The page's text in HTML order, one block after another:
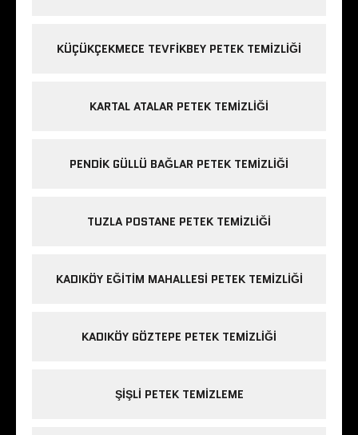
KÜÇÜKÇEKMECE TEVFIKBEY PETEK TEMIZLIĞI
KARTAL ATALAR PETEK TEMIZLIĞI
PENDIK GÜLLÜ BAĞLAR PETEK TEMIZLIĞI
TUZLA POSTANE PETEK TEMIZLIĞI
KADIKÖY EĞITIM MAHALLESI PETEK TEMIZLIĞI
KADIKÖY GÖZTEPE PETEK TEMIZLIĞI
ŞIŞLI PETEK TEMIZLEME